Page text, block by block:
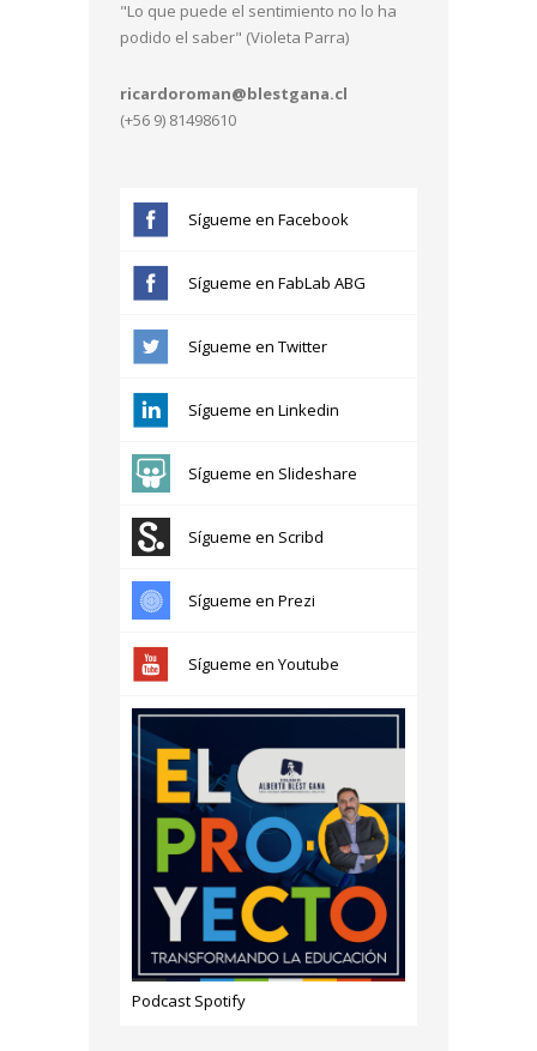
"Lo que puede el sentimiento no lo ha
podido el saber" (Violeta Parra)
ricardoroman@blestgana.cl
(+56 9) 81498610
Sígueme en Facebook
Sígueme en FabLab ABG
Sígueme en Twitter
Sígueme en Linkedin
Sígueme en Slideshare
Sígueme en Scribd
Sígueme en Prezi
Sígueme en Youtube
Podcast Spotify